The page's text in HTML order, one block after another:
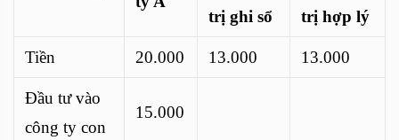
trị ghi sổ
trị hợp lý
Tiền 20.000 13.000 13.000
Đầu tư vào
công ty con
15.000